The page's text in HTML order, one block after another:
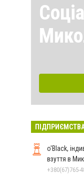
o'Black,
взуття в
+380(67)765-